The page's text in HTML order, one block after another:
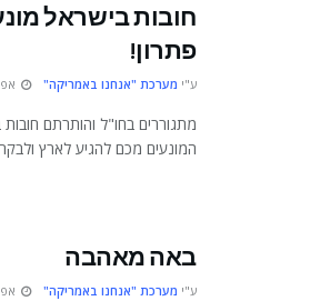
חובות בישראל
פתרון!
ע"י מערכת "אנחנו באמריקה"
מתגוררים בחו"ל והותרתם
המונעים מכם להגיע לארץ
באה מאהבה
ע"י מערכת "אנחנו באמריקה"